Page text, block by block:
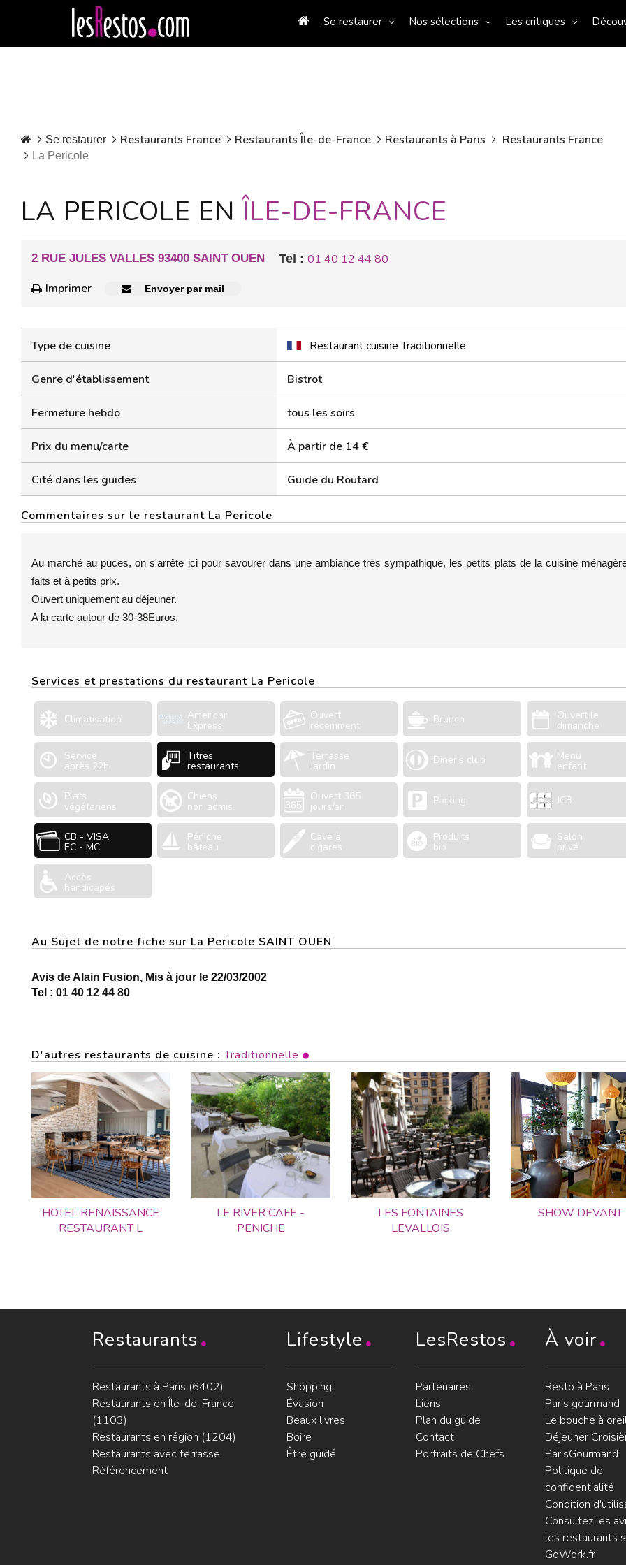
Se restaurer Nos sélections Les critiques
Se restaurer Restaurants France Restaurants Île-de-France Restaurants à Paris Restaurants France
La Pericole
LA PERICOLE ENÎLE-DE-FRANCE
2 RUE JULES VALLES 93400 SAINT OUEN Tel : 01 40 12 44 80
Imprimer
Envoyer par mail
Type de cuisine Restaurant cuisine Traditionnelle
Genre d'établissement Bistrot
Fermeture hebdo tous les soirs
Prix du menu/carte À partir de 14 €
Cité dans les guides Guide du Routard
Commentaires sur le restaurant La Pericole
Au marché au puces, on s'arrête ici pour savourer dans une ambiance très sympathique, les petits plats de la cuisine
faits et à petits prix.
Ouvert uniquement au déjeuner.
A la carte autour de 30-38Euros.
Services et prestations du restaurant La Pericole
Climatisation American
Express
Ouvert
récemment Brunch Ouvert le
dimanche
Service
après 22h
Titres
restaurants
Terrasse
Jardin Diner's club Menu
enfant
Plats
végétariens
Chiens
non admis
Ouvert 365
jours/an Parking JCB
CB - VISA
EC - MC
Péniche
bâteau
Cave à
cigares
Produits
bio
Salon
privé
Accès
handicapés
Au Sujet de notre fiche sur La Pericole SAINT OUEN
Avis de Alain Fusion, Mis à jour le 22/03/2002
Tel : 01 40 12 44 80
D'autres restaurants de cuisine :Traditionnelle
HOTEL RENAISSANCE
RESTAURANT L
LE RIVER CAFE -
PENICHE
LES FONTAINES
LEVALLOIS
SHOW DEVANT
Restaurants
Restaurants à Paris (6402)
Restaurants en Île-de-France
(1103)
Restaurants en région (1204)
Restaurants avec terrasse
Référencement
Lifestyle
Shopping
Évasion
Beaux livres
Boire
Être guidé
LesRestos
Partenaires
Liens
Plan du guide
Contact
Portraits de Chefs
À voir
Resto à Paris
Paris gourmand
Le bouche à
Déjeuner
ParisGourmand
Politique de
confidentialité
Condition
Consultez les
les restaurants
GoWork.fr